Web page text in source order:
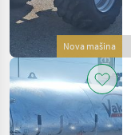
Nova mašina